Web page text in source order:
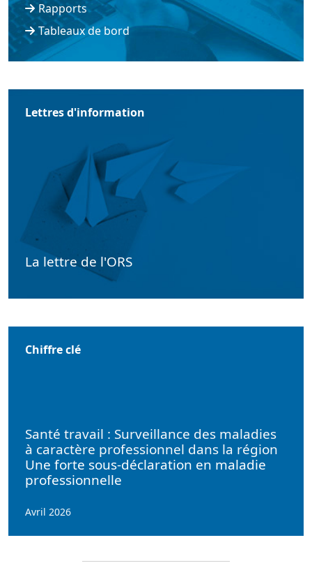
Rapports
Tableaux de bord
Lettres d'information
La lettre de l'ORS
Chiffre clé
Santé travail : Surveillance des maladies
à caractère professionnel dans la région
Une forte sous-déclaration en maladie
professionnelle
Avril 2026